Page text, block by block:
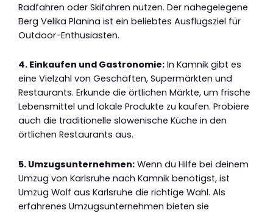
Radfahren oder Skifahren nutzen. Der nahegelegene
Berg Velika Planina ist ein beliebtes Ausflugsziel für
Outdoor-Enthusiasten.
4. Einkaufen und Gastronomie: In Kamnik gibt es
eine Vielzahl von Geschäften, Supermärkten und
Restaurants. Erkunde die örtlichen Märkte, um frische
Lebensmittel und lokale Produkte zu kaufen. Probiere
auch die traditionelle slowenische Küche in den
örtlichen Restaurants aus.
5. Umzugsunternehmen: Wenn du Hilfe bei deinem
Umzug von Karlsruhe nach Kamnik benötigst, ist
Umzug Wolf aus Karlsruhe die richtige Wahl. Als
erfahrenes Umzugsunternehmen bieten sie